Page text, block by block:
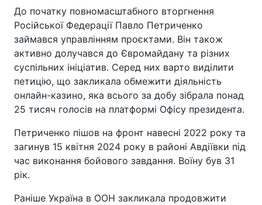
До початку повномасштабного вторгнення
Російської Федерації Павло Петриченко
займався управлінням проєктами. Він також
активно долучався до Євромайдану та різних
суспільних ініціатив. Серед них варто виділити
петицію, що закликала обмежити діяльність
онлайн-казино, яка всього за добу зібрала понад
25 тисяч голосів на платформі Офісу президента.
Петриченко пішов на фронт навесні 2022 року та
загинув 15 квітня 2024 року в районі Авдіївки під
час виконання бойового завдання. Воїну був 31
рік.
Раніше Україна в ООН закликала продовжити